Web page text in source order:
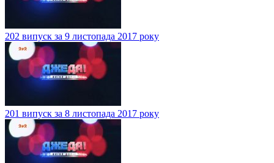
202 випуск за 9 листопада 2017 року
201 випуск за 8 листопада 2017 року